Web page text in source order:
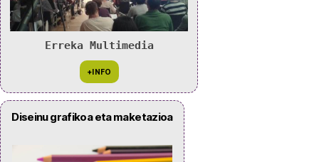
Erreka Multimedia
Diseinu grafikoa eta maketazioa